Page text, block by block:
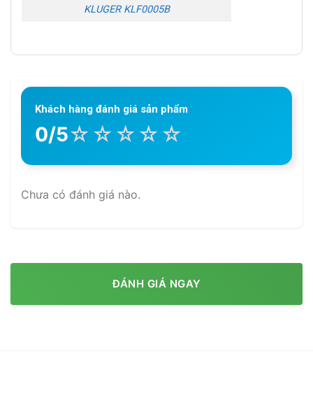
KLUGER KLF0005B
Khách hàng đánh giá sản phẩm
0/5☆ ☆ ☆ ☆ ☆
Chưa có đánh giá nào.
ĐÁNH GIÁ NGAY